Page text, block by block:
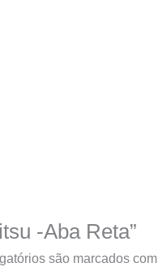
-Aba Reta”
são marcados com